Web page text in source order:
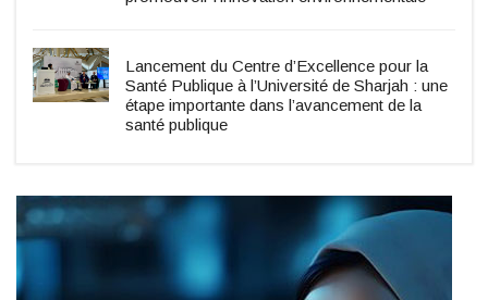
Lancement du Centre d’Excellence pour la
Santé Publique à l’Université de Sharjah : une
étape importante dans l’avancement de la
santé publique